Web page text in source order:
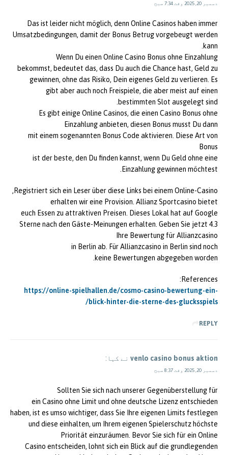
دسمبر 20, 2025 وقت 7:34 صبح
Das ist leider nicht möglich, denn Online Casinos haben immer
Umsatzbedingungen, damit der Bonus Betrug vorgebeugt werden
kann.
Wenn Du einen Online Casino Bonus ohne Einzahlung
bekommst, bedeutet das, dass Du auch die Chance hast, Geld zu
gewinnen, ohne das Risiko, Dein eigenes Geld zu verlieren. Es
gibt aber auch noch Freispiele, die aber meist auf einen
bestimmten Slot ausgelegt sind.
Es gibt einige Online Casinos, die einen Casino Bonus ohne
Einzahlung anbieten, diesen Bonus musst Du dann
mit einem sogenannten Bonus Code aktivieren. Diese Art von
Bonus
ist der beste, den Du finden kannst, wenn Du Geld ohne eine
Einzahlung gewinnen möchtest.
Registriert sich ein Leser über diese Links bei einem Online-Casino,
erhalten wir eine Provision. Allianz Sportcasino bietet
euch Essen zu attraktiven Preisen. Dieses Lokal hat auf Google
4.3 Sterne nach den Gäste-Meinungen erhalten. Geben Sie jetzt
Ihre Bewertung für Allianzcasino
in Berlin ab. Für Allianzcasino in Berlin sind noch
keine Bewertungen abgegeben worden.
References:
https://online-spielhallen.de/cosmo-casino-bewertung-ein-
blick-hinter-die-sterne-des-glucksspiels/
REPLY
venlo casino bonus aktion نے کہا:
دسمبر 20, 2025 وقت 8:37 صبح
Sollten Sie sich nach unserer Gegenüberstellung für
ein Casino ohne Limit und ohne deutsche Lizenz entschieden
haben, ist es umso wichtiger, dass Sie Ihre eigenen Limits festlegen
und diese einhalten, um Ihrem eigenen Spielerschutz höchste
Priorität einzuräumen. Bevor Sie sich für ein Online
Casino entscheiden, lohnt sich ein Blick auf die grundlegenden